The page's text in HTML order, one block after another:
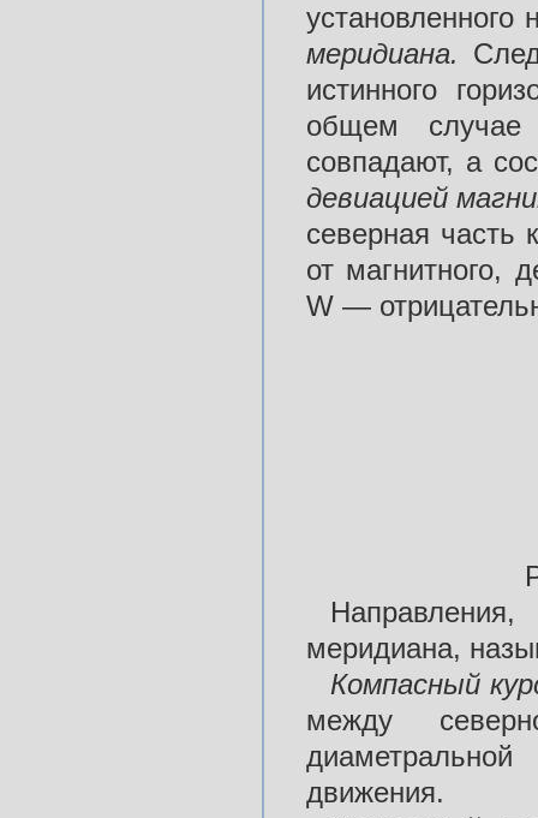
меридиана.
истинного
общем
совпадают, а
девиацией
северная часть
от магнитного,
W —
меридиана,
Компасный
между
движения.